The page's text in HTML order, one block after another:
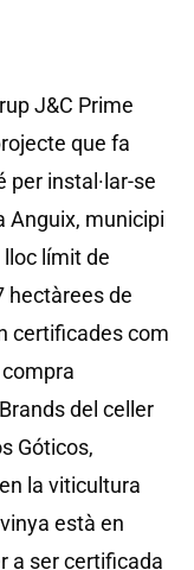
J&C Prime
que fa
instal·lar-se
Anguix, municipi
lloc límit de
hectàrees de
certificades com
del celler
Góticos,
la viticultura
està en
a ser certificada